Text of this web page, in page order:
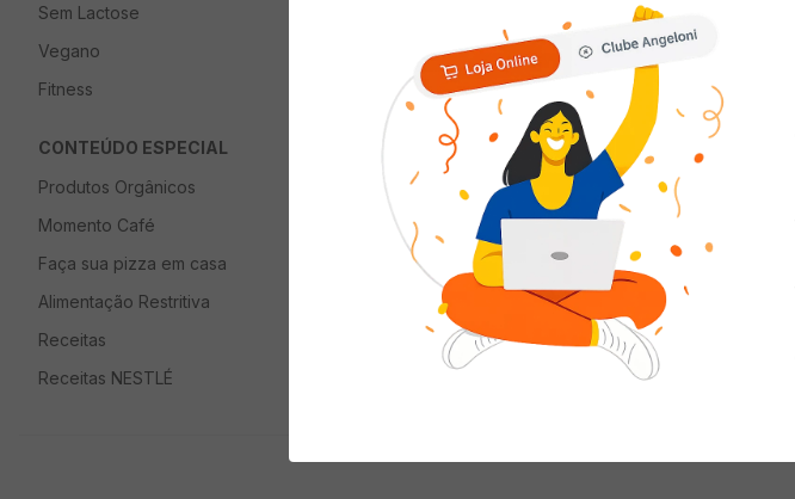
Sem Lactose
Vegano
Fitness
CONTEÚDO ESPECIAL
Produtos Orgânicos
Momento Café
Faça sua pizza em casa
Alimentação Restritiva
Receitas
Receitas NESTLÉ
Torrada MARILAN Lev Multicerais Magic Toast
Quem viu comprou também